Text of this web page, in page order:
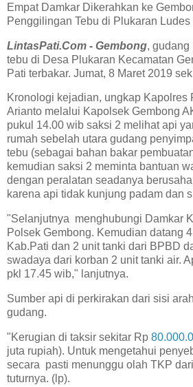
Empat Damkar Dikerahkan ke
Penggilingan Tebu di Plukaran Ludes
LintasPati.Com - Gembong,
tebu di Desa Plukaran Kecamatan
Pati terbakar. Jumat, 8 Maret 2019
Kronologi kejadian, ungkap Kapolres
Arianto melalui Kapolsek Gembong
pukul 14.00 wib saksi 2 melihat api
rumah sebelah utara gudang
tebu (sebagai bahan bakar
kemudian saksi 2 meminta bantuan
dengan peralatan seadanya
karena api tidak kunjung padam dan
"Selanjutnya menghubungi Damkar
Polsek Gembong. Kemudian datang
Kab.Pati dan 2 unit tanki dari BPBD
swadaya dari korban 2 unit tanki air.
pkl 17.45 wib," lanjutnya.
Sumber api di perkirakan dari sisi
gudang.
"Kerugian di taksir sekitar Rp
juta rupiah). Untuk mengetahui
secara pasti menunggu olah TKP
tuturnya. (lp).